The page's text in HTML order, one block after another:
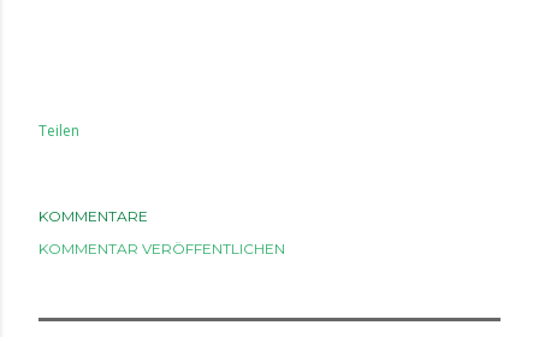
Teilen
KOMMENTARE
KOMMENTAR VERÖFFENTLICHEN